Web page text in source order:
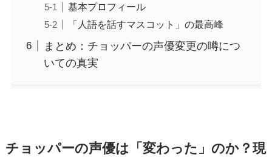
基本プロフィール
「人語を話すマスコット」の最高峰
まとめ：チョッパーの声優変更の噂につ
いての真実
チョッパーの声優は「変わった」のか？現